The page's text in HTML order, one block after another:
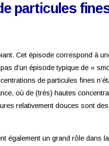
particules
Cet épisode correspond à
d’un épisode typique de «
de particules fines
où de (très) hautes
relativement douces sont
également un grand rôle dans